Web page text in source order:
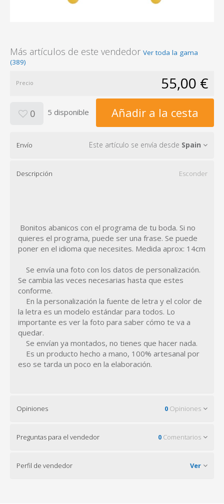
Más artículos de este vendedor Ver toda la gama
(389)
Precio 55,00 €
0 5 disponible Añadir a la cesta
Envío Este artículo se envía desde Spain
Descripción Esconder
Bonitos abanicos con el programa de tu boda. Si no
quieres el programa, puede ser una frase. Se puede
poner en el idioma que necesites. Medida aprox: 14cm
Se envía una foto con los datos de personalización.
Se cambia las veces necesarias hasta que estes
conforme.
En la personalización la fuente de letra y el color de
la letra es un modelo estándar para todos. Lo
importante es ver la foto para saber cómo te va a
quedar.
Se envían ya montados, no tienes que hacer nada.
Es un producto hecho a mano, 100% artesanal por
eso se tarda un poco en la elaboración.
Opiniones 0 Opiniones
Preguntas para el vendedor 0 Comentarios
Perfil de vendedor Ver